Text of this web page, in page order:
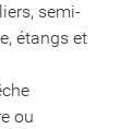
semi-
étangs et
ou